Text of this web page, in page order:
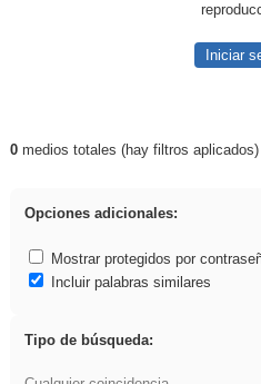
Iniciar
Resultados de:
0medios totales (hay filtros aplicados)
Opciones adicionales:
Mostrar protegidos por
Incluir palabras similares
Tipo de búsqueda: